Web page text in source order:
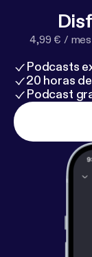
] *
utube.com/
outube.com/
4,99 € / mes
Podcasts
20 horas
Podcast